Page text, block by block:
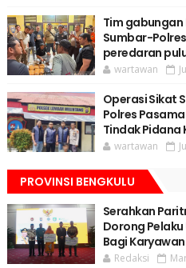
Tim
Sumbar-
peredaran
wartawan
Operasi Sikat
Polres
Tindak Pidana
wartawan
PROVINSI BENGKULU
Serahkan
Dorong
Bagi Karyawan
Redaksi